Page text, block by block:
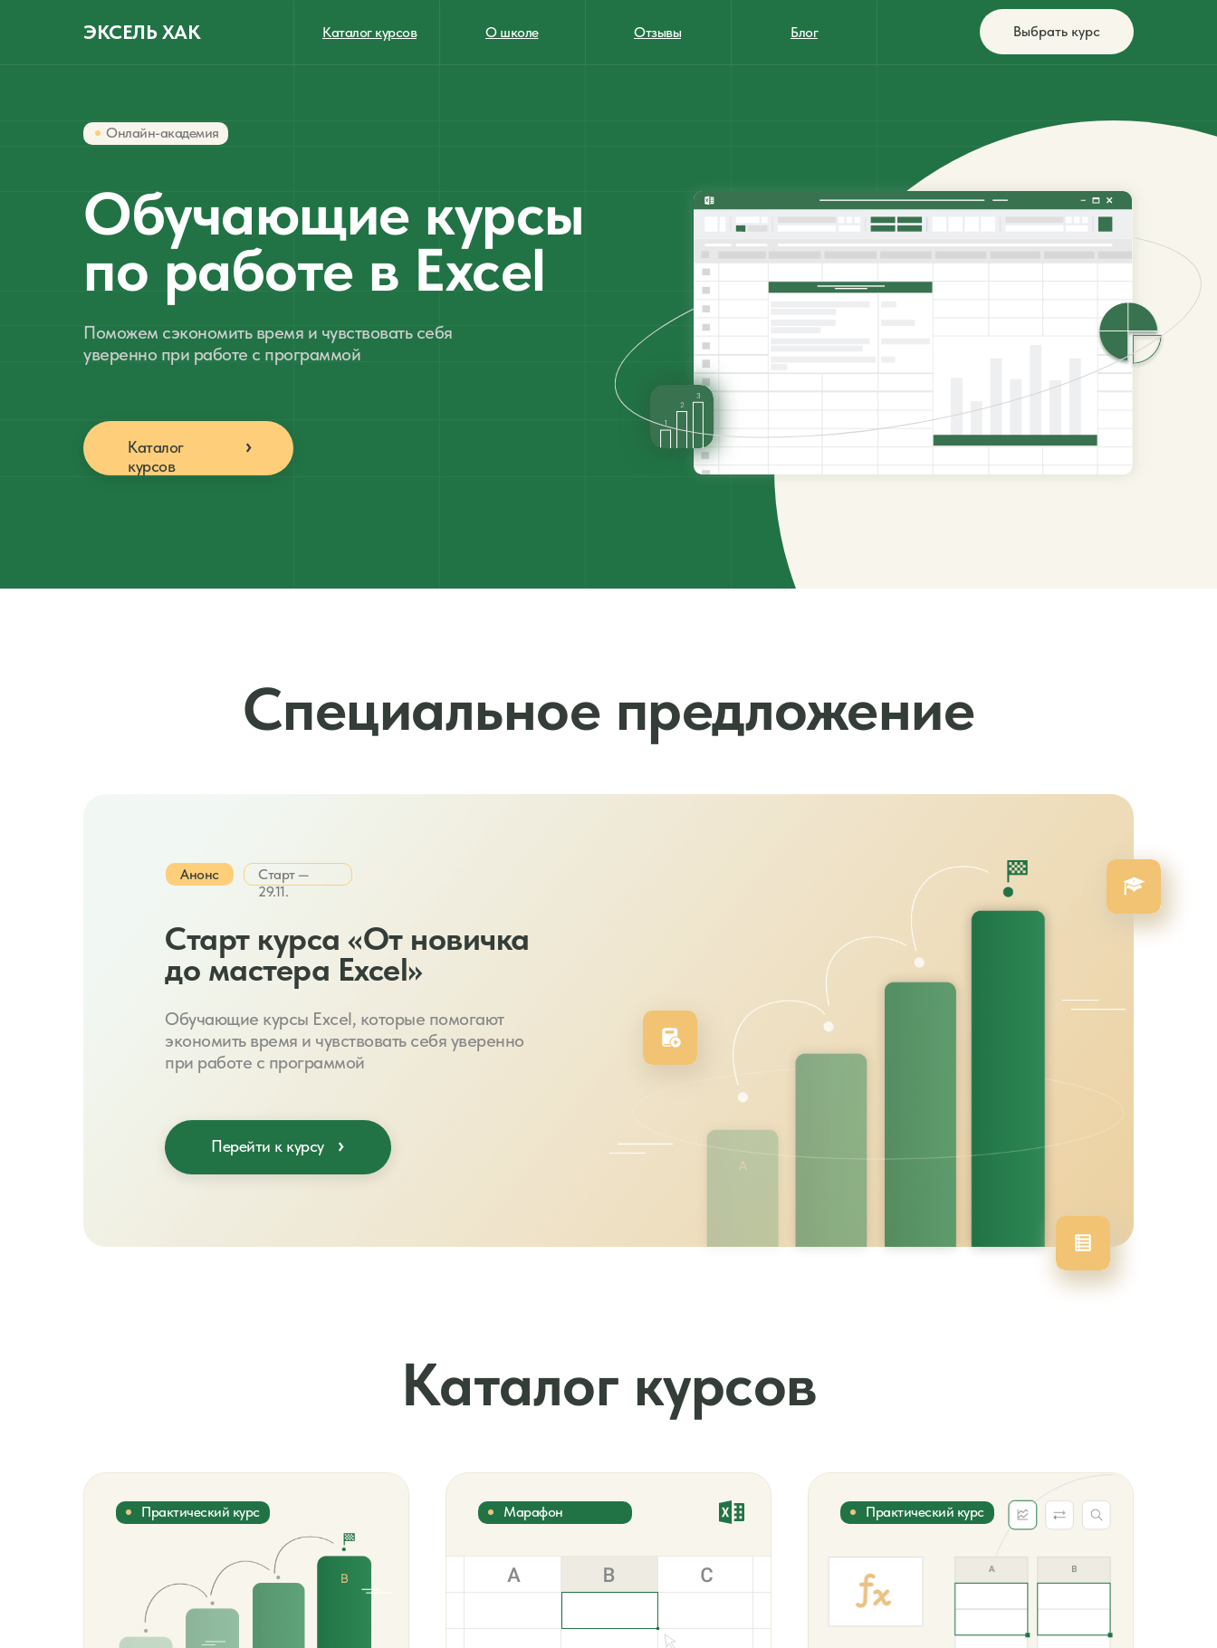
Обучающие курсы
по работе в Excel
Поможем сэкономить время и чувствовать себя
уверенно при работе с программой
ЭКСЕЛЬ ХАК
Каталог
курсов
Онлайн-академия
Каталог курсов О школе Отзывы Блог Выбрать курс
Специальное предложение
Обучающие курсы Excel, которые помогают
экономить время и чувствовать себя уверенно
при работе с программой
Старт курса «От новичка
до мастера Excel»
Анонс
Старт —
29.11.
Перейти к курсу
Каталог курсов
Практический курс Марафон Практический курс